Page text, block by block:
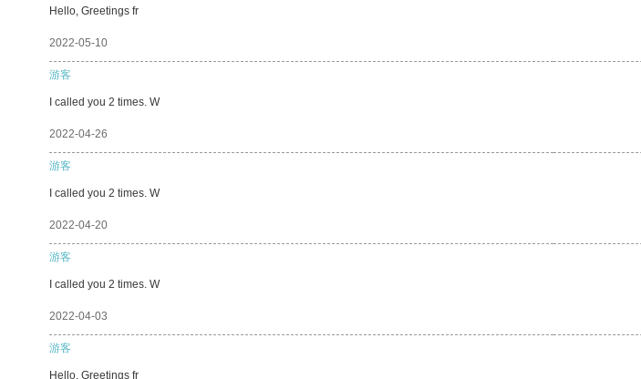
Hello, Greetings fr
2022-05-10
游客
I called you 2 times. W
2022-04-26
游客
I called you 2 times. W
2022-04-20
游客
I called you 2 times. W
2022-04-03
游客
Hello, Greetings fr